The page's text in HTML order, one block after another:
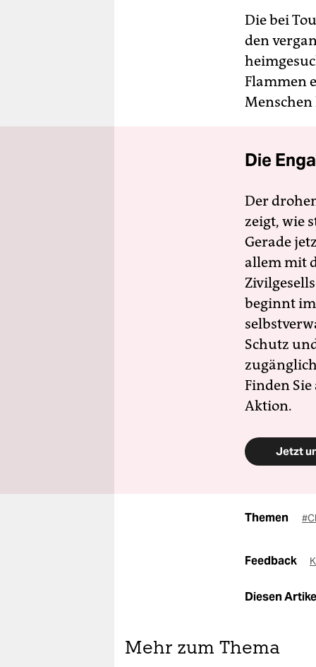
Die bei
den
Flammen
Menschen
Die
Der
zeigt, wie
Gerade
allem mit
beginnt
Schutz
Finden
Aktion.
Jetzt
Themen
Feedback
Diesen
Mehr zum Thema